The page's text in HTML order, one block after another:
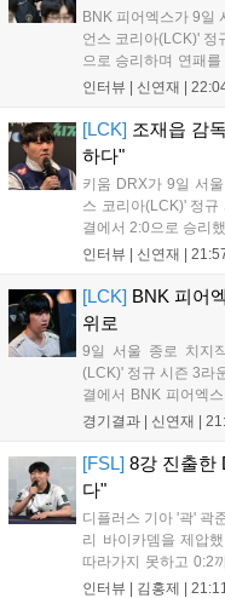
BNK 피어엑스가 9일
언스 코리아(LCK)' 정
으로 승리하며 연패
대의 움직임을 강제
인터뷰 | 신연재 |
[LCK] 조재읍 감
하다"
키움 DRX가 9일 서
스 코리아(LCK)' 정
결에서 2:0으로 승리
력으로 2연승을 달리
인터뷰 | 신연재 |
[LCK] BNK 피어
위로
9일 서울 종로 치지
(LCK)' 정규 시즌 3라
결에서 BNK 피어엑
달리가 제대로 통했고
경기결과 | 신연재 |
[FSL] 8강 진출한
다"
디플러스 기아 '곽' 곽
리 바이카뎀을 제압
따라가지 못하고 0:2
3세트를 기점으로 분
인터뷰 | 김홍제 |